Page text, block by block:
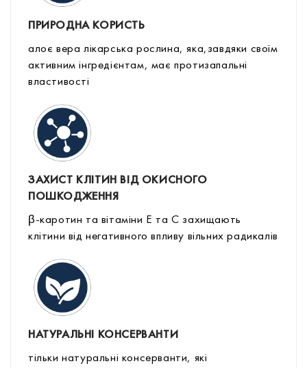
ПРИРОДНА КОРИСТЬ
алоє вера лікарська рослина, яка,завдяки своїм
активним інгредієнтам, має протизапальні
властивості
ЗАХИСТ КЛІТИН ВІД ОКИСНОГО
ПОШКОДЖЕННЯ
β-каротин та вітаміни Е та С захищають
клітини від негативного впливу вільних радикалів
НАТУРАЛЬНІ КОНСЕРВАНТИ
тільки натуральні консерванти, які